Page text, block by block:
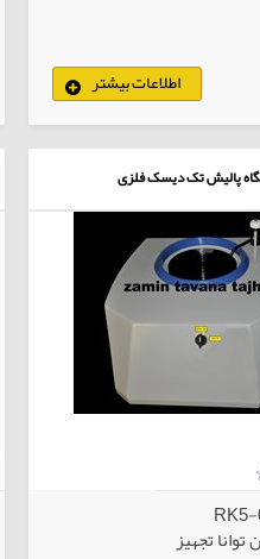
اطلاعات بیشترکالاهای انتخابی
پالیش تک دیسک فلزی
تجهیز